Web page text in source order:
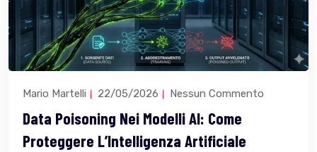
Mario Martelli 22/05/2026 Nessun Commento
Data Poisoning Nei Modelli AI: Come
Proteggere L’Intelligenza Artificiale